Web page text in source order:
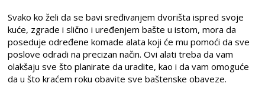
Svako ko želi da se bavi sređivanjem dvorišta ispred svoje
kuće, zgrade i slično i uređenjem bašte u istom, mora da
poseduje određene komade alata koji će mu pomoći da sve
poslove odradi na precizan način. Ovi alati treba da vam
olakšaju sve što planirate da uradite, kao i da vam omoguće
da u što kraćem roku obavite sve baštenske obaveze.